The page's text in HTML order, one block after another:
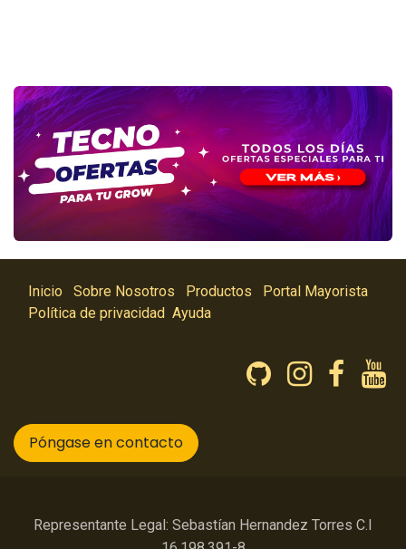
Inicio Sobre Nosotros Productos
Portal Mayorista
Política de privacidad Ayuda
Póngase en contacto
Representante Legal: Sebastían Hernandez Torres C.I